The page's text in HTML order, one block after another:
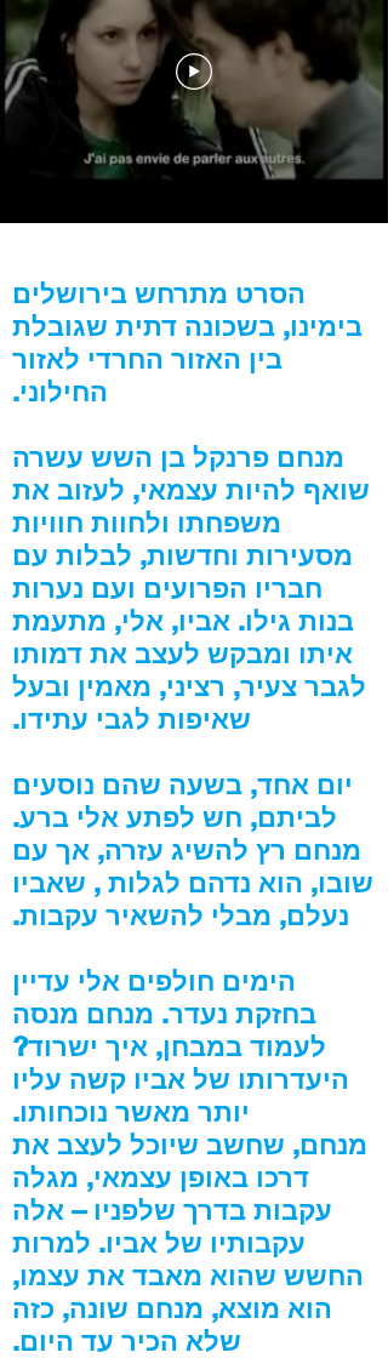
הסרט מתרחש בירושלים
בימינו, בשכונה דתית שגובלת
בין האזור החרדי לאזור
החילוני.
מנחם פרנקל בן השש עשרה
שואף להיות עצמאי, לעזוב את
משפחתו ולחוות חוויות
מסעירות וחדשות, לבלות עם
חבריו הפרועים ועם נערות
בנות גילו. אביו, אלי, מתעמת
איתו ומבקש לעצב את דמותו
לגבר צעיר, רציני, מאמין ובעל
שאיפות לגבי עתידו.
יום אחד, בשעה שהם נוסעים
לביתם, חש לפתע אלי ברע.
מנחם רץ להשיג עזרה, אך עם
שובו, הוא נדהם לגלות , שאביו
נעלם, מבלי להשאיר עקבות.
הימים חולפים אלי עדיין
בחזקת נעדר. מנחם מנסה
לעמוד במבחן, איך ישרוד?
היעדרותו של אביו קשה עליו
יותר מאשר נוכחותו.
מנחם, שחשב שיוכל לעצב את
דרכו באופן עצמאי, מגלה
עקבות בדרך שלפניו – אלה
עקבותיו של אביו. למרות
החשש שהוא מאבד את עצמו,
הוא מוצא, מנחם שונה, כזה
שלא הכיר עד היום.